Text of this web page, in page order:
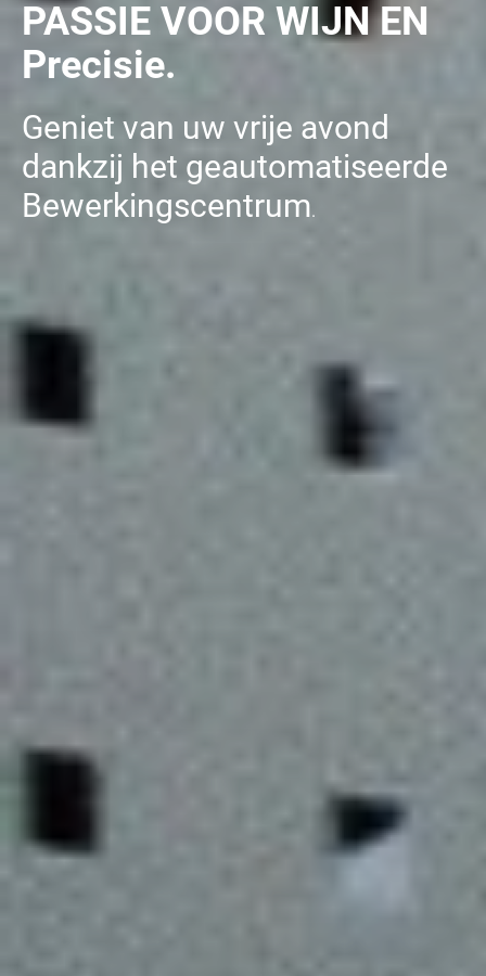
PASSIE VOOR WIJN EN
Precisie.
Geniet van uw vrije avond
dankzij het geautomatiseerde
Bewerkingscentrum.